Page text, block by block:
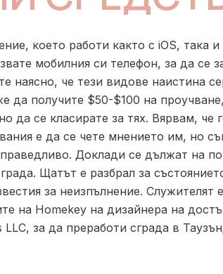
което работи както с iOS, така и
мобилния си телефон, за да се
наясно, че тези видове наистина
да получите $50-$100 на
да се класирате за тях. Вярвам, че
е да се чете мнението им, но
Доклади се дължат на
Щатът е разбрал за
за неизпълнение. Служителят
на Homekey на дизайнера на
LLC, за да преработи сграда в